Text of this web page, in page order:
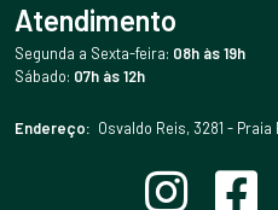
Atendimento
Segunda a Sexta-feira: 08h às 19h
Sábado: 07h às 12h
Endereço: Osvaldo Reis, 3281 -